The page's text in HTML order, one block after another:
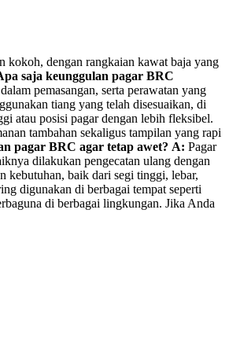
kokoh, dengan rangkaian kawat baja yang
saja keunggulan pagar BRC
pemasangan, serta perawatan yang
tiang yang telah disesuaikan, di
atau posisi pagar dengan lebih fleksibel.
tambahan sekaligus tampilan yang rapi
pagar BRC agar tetap awet? A: Pagar
dilakukan pengecatan ulang dengan
kebutuhan, baik dari segi tinggi, lebar,
digunakan di berbagai tempat seperti
di berbagai lingkungan. Jika Anda